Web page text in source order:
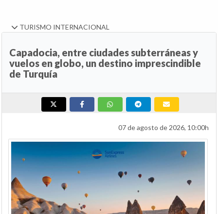
TURISMO INTERNACIONAL
Capadocia, entre ciudades subterráneas y
vuelos en globo, un destino imprescindible
de Turquía
07 de agosto de 2026, 10:00h